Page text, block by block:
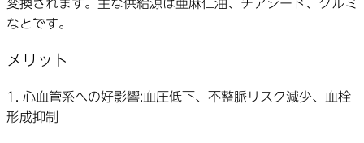
変換されます。主な供給源は亜麻仁油、チアシード、クルミ
などです。
メリット
1. 心血管系への好影響:血圧低下、不整脈リスク減少、血栓
形成抑制